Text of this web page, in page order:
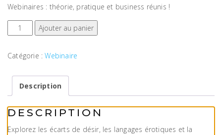
Webinaires : théorie, pratique et business réunis !
quantité de Bundle : les bases en sexothérapie de couple
Ajouter au panier
Catégorie :Webinaire
Description
DESCRIPTION
Explorez les écarts de désir, les langages érotiques et la